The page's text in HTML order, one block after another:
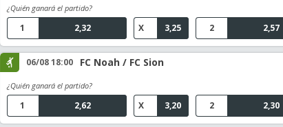
¿Quién ganará el partido?
2,32
1 3,25
X 2,57
2
06/08 18:00 FC Noah / FC Sion
¿Quién ganará el partido?
2,62
1 3,20
X 2,30
2